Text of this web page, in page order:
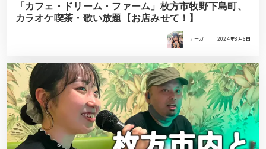
「カフェ・ドリーム・ファーム」枚方市牧野下島町、
カラオケ喫茶・歌い放題【お店みせて！】
ナーガ 2024年8月6日